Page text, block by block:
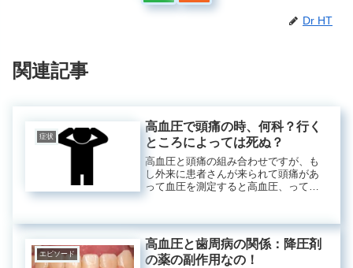
Dr HT
関連記事
症状
高血圧で頭痛の時、何科？行く
ところによっては死ぬ？
高血圧と頭痛の組み合わせですが、も
し外来に患者さんが来られて頭痛があ
って血圧を測定すると高血圧、ってい
ょうか？ 極めて専門的な質問です。
一般人は（血圧が高い）＝（高血圧）
って...
エピソード
高血圧と歯周病の関係：降圧剤
の薬の副作用なの！